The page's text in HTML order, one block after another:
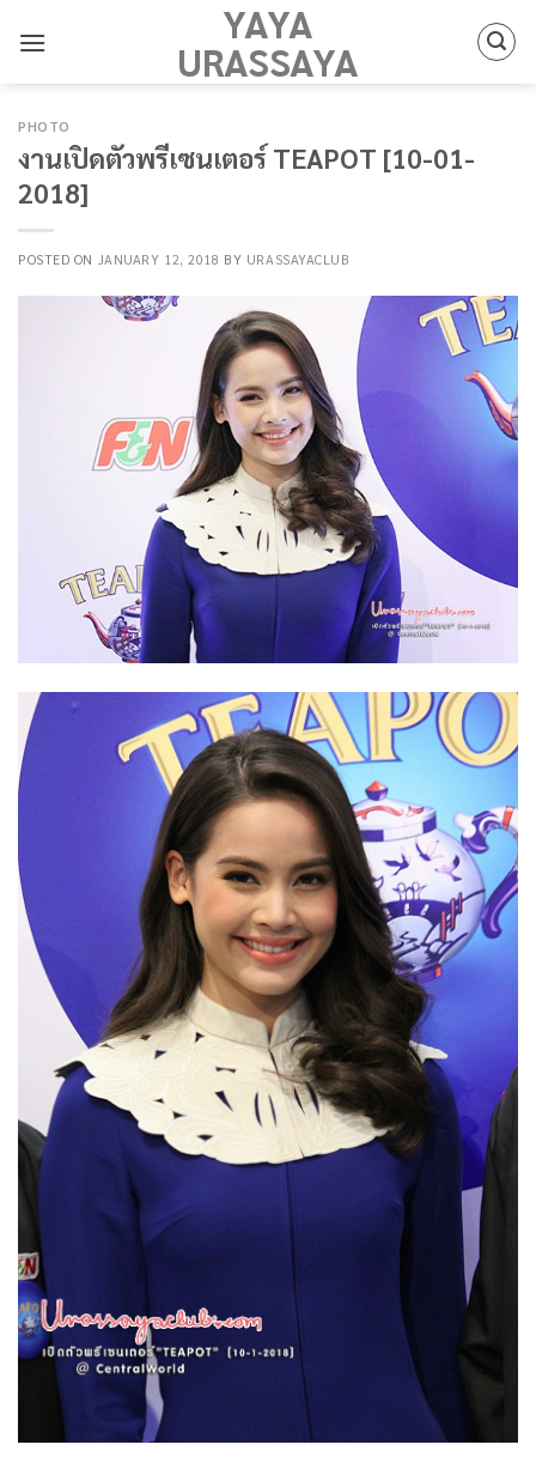
YAYA
URASSAYA
PHOTO
งานเปิดตัวพรีเซนเตอร์ TEAPOT [10-01-
2018]
POSTED ON JANUARY 12, 2018 BY URASSAYACLUB